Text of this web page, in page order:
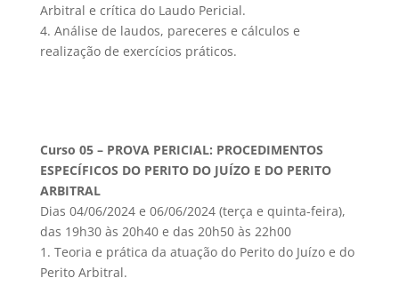
Arbitral e crítica do Laudo Pericial.
4. Análise de laudos, pareceres e cálculos e
realização de exercícios práticos.
Curso 05 – PROVA PERICIAL: PROCEDIMENTOS
ESPECÍFICOS DO PERITO DO JUÍZO E DO PERITO
ARBITRAL
Dias 04/06/2024 e 06/06/2024 (terça e quinta-feira),
das 19h30 às 20h40 e das 20h50 às 22h00
1. Teoria e prática da atuação do Perito do Juízo e do
Perito Arbitral.